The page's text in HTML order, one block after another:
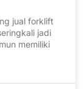
jual forklift
jadi
memiliki